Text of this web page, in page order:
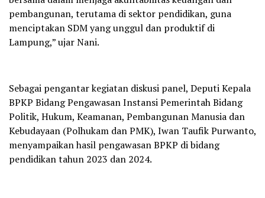
pembangunan, terutama di sektor pendidikan, guna
menciptakan SDM yang unggul dan produktif di
Lampung,” ujar Nani.
Sebagai pengantar kegiatan diskusi panel, Deputi Kepala
BPKP Bidang Pengawasan Instansi Pemerintah Bidang
Politik, Hukum, Keamanan, Pembangunan Manusia dan
Kebudayaan (Polhukam dan PMK), Iwan Taufik Purwanto,
menyampaikan hasil pengawasan BPKP di bidang
pendidikan tahun 2023 dan 2024.